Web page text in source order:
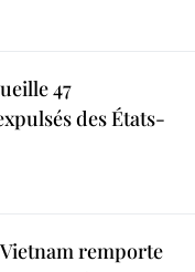
47
des États-
remporte